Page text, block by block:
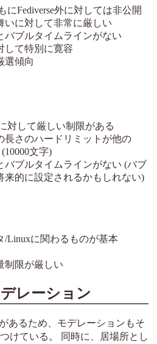
にFediverse外に対しては非公開
いに対して非常に厳しい
バブルタイムラインがない
して特別に寛容
選傾向
対して厳しい制限がある
長さのハードリミットが他の
文字)
バブルタイムラインがない (バブ
来的に設定されるかもしれない)
/Linuxに関わるものが基本
制限が厳しい
レーション
あるため、モデレーションもそ
けている。 同時に、居場所とし